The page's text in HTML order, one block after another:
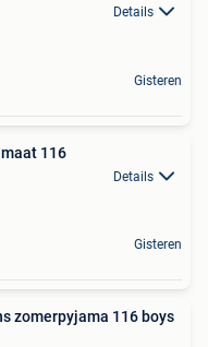
Details
Gisteren
maat 116
Details
Gisteren
zomerpyjama 116 boys